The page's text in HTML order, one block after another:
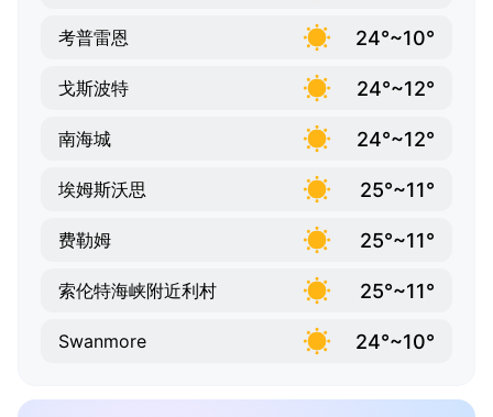
考普雷恩 24°~10°
戈斯波特 24°~12°
南海城 24°~12°
埃姆斯沃思 25°~11°
费勒姆 25°~11°
索伦特海峡附近利村 25°~11°
Swanmore 24°~10°